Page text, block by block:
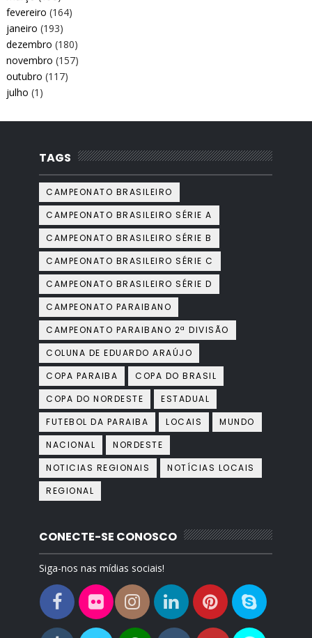
fevereiro (164)
janeiro (193)
dezembro (180)
novembro (157)
outubro (117)
julho (1)
TAGS
CAMPEONATO BRASILEIRO
CAMPEONATO BRASILEIRO SÉRIE A
CAMPEONATO BRASILEIRO SÉRIE B
CAMPEONATO BRASILEIRO SÉRIE C
CAMPEONATO BRASILEIRO SÉRIE D
CAMPEONATO PARAIBANO
CAMPEONATO PARAIBANO 2ª DIVISÃO
COLUNA DE EDUARDO ARAÚJO
COPA PARAIBA
COPA DO BRASIL
COPA DO NORDESTE
ESTADUAL
FUTEBOL DA PARAIBA
LOCAIS
MUNDO
NACIONAL
NORDESTE
NOTICIAS REGIONAIS
NOTÍCIAS LOCAIS
REGIONAL
CONECTE-SE CONOSCO
Siga-nos nas mídias sociais!